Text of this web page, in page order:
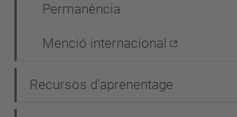
Permanència
Menció internacional
Recursos d'aprenentage